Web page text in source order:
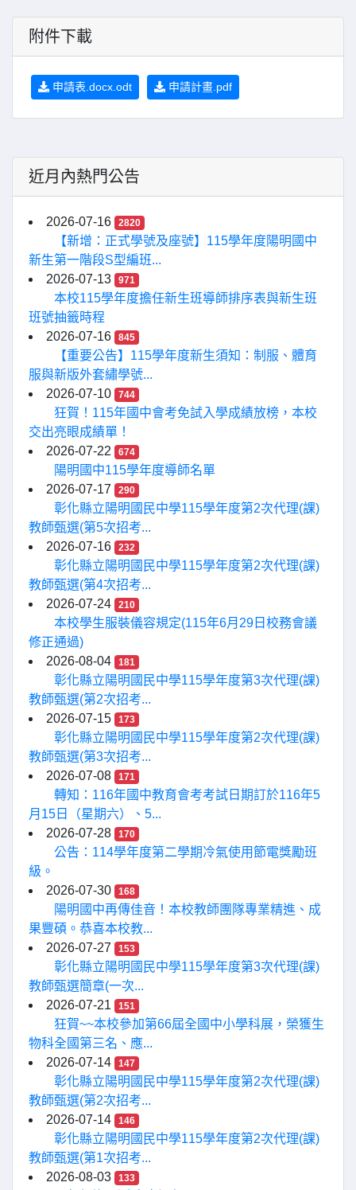
附件下載
申請表.docx.odt 申請計畫.pdf
近月內熱門公告
2026-07-16 2820
【新增：正式學號及座號】115學年度陽明國中
新生第一階段S型編班...
2026-07-13
971
本校115學年度擔任新生班導師排序表與新生班
班號抽籤時程
2026-07-16
845
【重要公告】115學年度新生須知：制服、體育
服與新版外套繡學號...
2026-07-10
744
狂賀！115年國中會考免試入學成績放榜，本校
交出亮眼成績單！
2026-07-22
674
陽明國中115學年度導師名單
2026-07-17
290
彰化縣立陽明國民中學115學年度第2次代理(課)
教師甄選(第5次招考...
2026-07-16
232
彰化縣立陽明國民中學115學年度第2次代理(課)
教師甄選(第4次招考...
2026-07-24
210
本校學生服裝儀容規定(115年6月29日校務會議
修正通過)
2026-08-04
181
彰化縣立陽明國民中學115學年度第3次代理(課)
教師甄選(第2次招考...
2026-07-15
173
彰化縣立陽明國民中學115學年度第2次代理(課)
教師甄選(第3次招考...
2026-07-08
171
轉知：116年國中教育會考考試日期訂於116年5
月15日（星期六）、5...
2026-07-28
170
公告：114學年度第二學期冷氣使用節電獎勵班
級。
2026-07-30
168
陽明國中再傳佳音！本校教師團隊專業精進、成
果豐碩。恭喜本校教...
2026-07-27
153
彰化縣立陽明國民中學115學年度第3次代理(課)
教師甄選簡章(一次...
2026-07-21
151
狂賀~~本校參加第66屆全國中小學科展，榮獲生
物科全國第三名、應...
2026-07-14
147
彰化縣立陽明國民中學115學年度第2次代理(課)
教師甄選(第2次招考...
2026-07-14
146
彰化縣立陽明國民中學115學年度第2次代理(課)
教師甄選(第1次招考...
2026-08-03
133